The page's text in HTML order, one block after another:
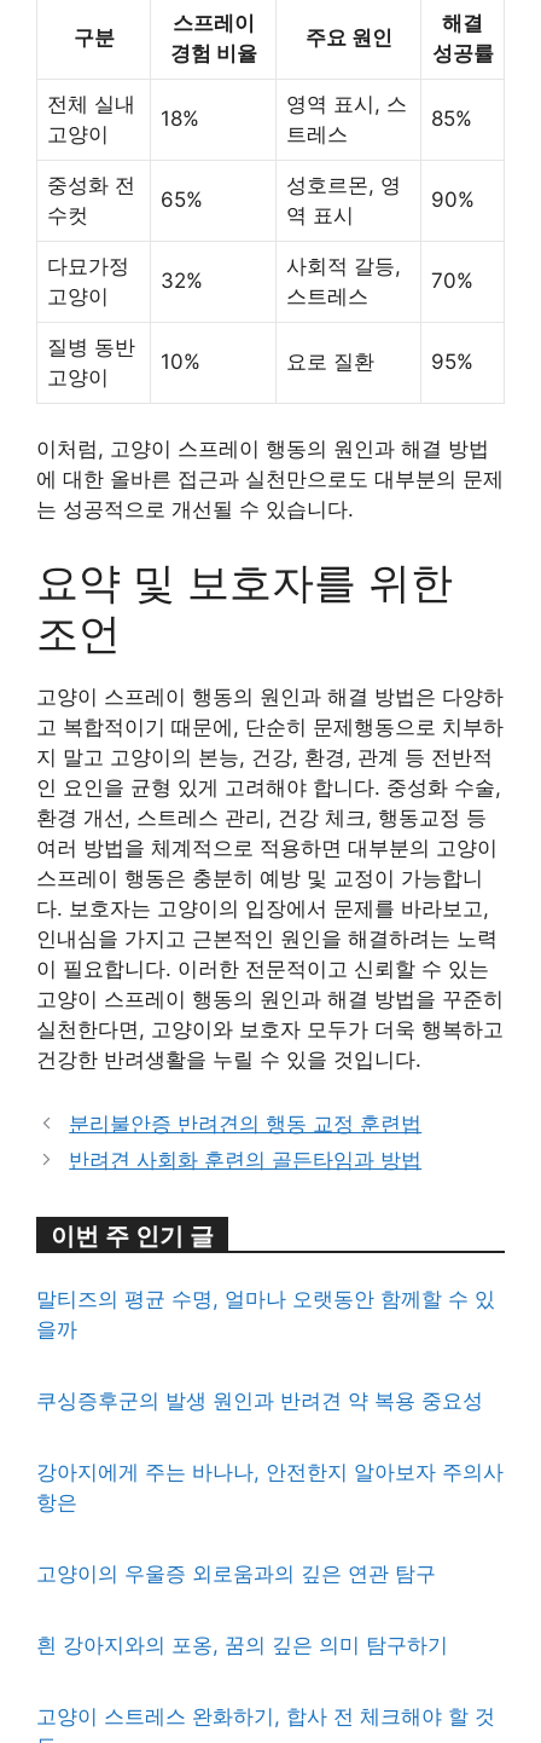
구분
스프레이
경험 비율
주요 원인
해결
성공률
전체 실내
고양이
18%
영역 표시, 스
트레스
85%
중성화 전
수컷
65%
성호르몬, 영
역 표시
90%
다묘가정
고양이
32%
사회적 갈등,
스트레스
70%
질병 동반
고양이
10% 요로 질환 95%
이처럼, 고양이 스프레이 행동의 원인과 해결 방법
에 대한 올바른 접근과 실천만으로도 대부분의 문제
는 성공적으로 개선될 수 있습니다.
요약 및 보호자를 위한
조언
고양이 스프레이 행동의 원인과 해결 방법은 다양하
고 복합적이기 때문에, 단순히 문제행동으로 치부하
지 말고 고양이의 본능, 건강, 환경, 관계 등 전반적
인 요인을 균형 있게 고려해야 합니다. 중성화 수술,
환경 개선, 스트레스 관리, 건강 체크, 행동교정 등
여러 방법을 체계적으로 적용하면 대부분의 고양이
스프레이 행동은 충분히 예방 및 교정이 가능합니
다. 보호자는 고양이의 입장에서 문제를 바라보고,
인내심을 가지고 근본적인 원인을 해결하려는 노력
이 필요합니다. 이러한 전문적이고 신뢰할 수 있는
고양이 스프레이 행동의 원인과 해결 방법을 꾸준히
실천한다면, 고양이와 보호자 모두가 더욱 행복하고
건강한 반려생활을 누릴 수 있을 것입니다.
분리불안증 반려견의 행동 교정 훈련법
반려견 사회화 훈련의 골든타임과 방법
이번 주 인기 글
말티즈의 평균 수명, 얼마나 오랫동안 함께할 수 있
을까
쿠싱증후군의 발생 원인과 반려견 약 복용 중요성
강아지에게 주는 바나나, 안전한지 알아보자 주의사
항은
고양이의 우울증 외로움과의 깊은 연관 탐구
흰 강아지와의 포옹, 꿈의 깊은 의미 탐구하기
고양이 스트레스 완화하기, 합사 전 체크해야 할 것